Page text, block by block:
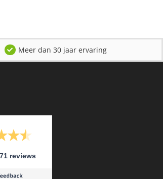
Meer dan 30 jaar ervaring
71 reviews